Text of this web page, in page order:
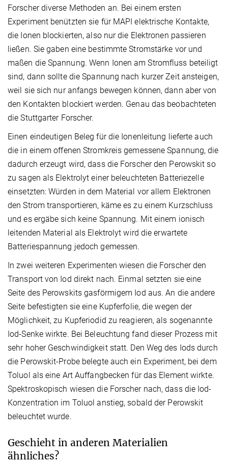
Forscher diverse Methoden an. Bei einem ersten
Experiment benützten sie für MAPI elektrische Kontakte,
die Ionen blockierten, also nur die Elektronen passieren
ließen. Sie gaben eine bestimmte Stromstärke vor und
maßen die Spannung. Wenn Ionen am Stromfluss beteiligt
sind, dann sollte die Spannung nach kurzer Zeit ansteigen,
weil sie sich nur anfangs bewegen können, dann aber von
den Kontakten blockiert werden. Genau das beobachteten
die Stuttgarter Forscher.
Einen eindeutigen Beleg für die Ionenleitung lieferte auch
die in einem offenen Stromkreis gemessene Spannung, die
dadurch erzeugt wird, dass die Forscher den Perowskit so
zu sagen als Elektrolyt einer beleuchteten Batteriezelle
einsetzten: Würden in dem Material vor allem Elektronen
den Strom transportieren, käme es zu einem Kurzschluss
und es ergäbe sich keine Spannung. Mit einem ionisch
leitenden Material als Elektrolyt wird die erwartete
Batteriespannung jedoch gemessen.
In zwei weiteren Experimenten wiesen die Forscher den
Transport von Iod direkt nach. Einmal setzten sie eine
Seite des Perowskits gasförmigem Iod aus. An die andere
Seite befestigten sie eine Kupferfolie, die wegen der
Möglichkeit, zu Kupferiodid zu reagieren, als sogenannte
Iod-Senke wirkte. Bei Beleuchtung fand dieser Prozess mit
sehr hoher Geschwindigkeit statt. Den Weg des Iods durch
die Perowskit-Probe belegte auch ein Experiment, bei dem
Toluol als eine Art Auffangbecken für das Element wirkte.
Spektroskopisch wiesen die Forscher nach, dass die Iod-
Konzentration im Toluol anstieg, sobald der Perowskit
beleuchtet wurde.
Geschieht in anderen Materialien
ähnliches?